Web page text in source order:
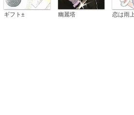
ギフト± 幽麗塔